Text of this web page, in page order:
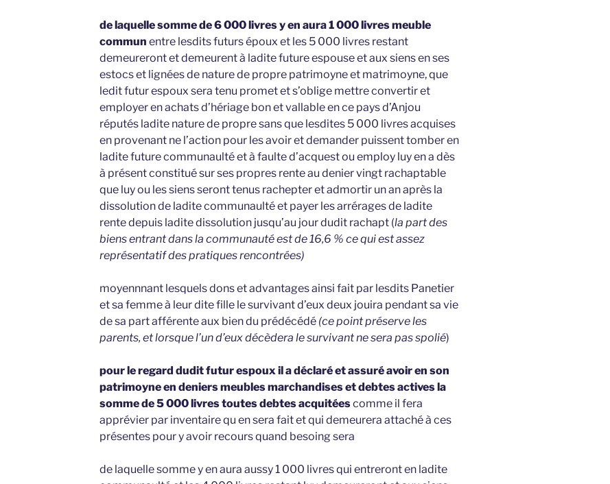
de laquelle somme de 6 000 livres y en aura 1 000 livres meuble
commun entre lesdits futurs époux et les 5 000 livres restant
demeureront et demeurent à ladite future espouse et aux siens en ses
estocs et lignées de nature de propre patrimoyne et matrimoyne, que
ledit futur espoux sera tenu promet et s’oblige mettre convertir et
employer en achats d’hériage bon et vallable en ce pays d’Anjou
réputés ladite nature de propre sans que lesdites 5 000 livres acquises
en provenant ne l’action pour les avoir et demander puissent tomber en
ladite future communaulté et à faulte d’acquest ou employ luy en a dès
à présent constitué sur ses propres rente au denier vingt rachaptable
que luy ou les siens seront tenus rachepter et admortir un an après la
dissolution de ladite communaulté et payer les arrérages de ladite
rente depuis ladite dissolution jusqu’au jour dudit rachapt (la part des
biens entrant dans la communauté est de 16,6 % ce qui est assez
représentatif des pratiques rencontrées)
moyennnant lesquels dons et advantages ainsi fait par lesdits Panetier
et sa femme à leur dite fille le survivant d’eux deux jouira pendant sa vie
de sa part afférente aux bien du prédécédé (ce point préserve les
parents, et lorsque l’un d’eux décèdera le survivant ne sera pas spolié)
pour le regard dudit futur espoux il a déclaré et assuré avoir en son
patrimoyne en deniers meubles marchandises et debtes actives la
somme de 5 000 livres toutes debtes acquitéescomme il fera
apprévier par inventaire qu en sera fait et qui demeurera attaché à ces
présentes pour y avoir recours quand besoing sera
de laquelle somme y en aura aussy 1 000 livres qui entreront en ladite